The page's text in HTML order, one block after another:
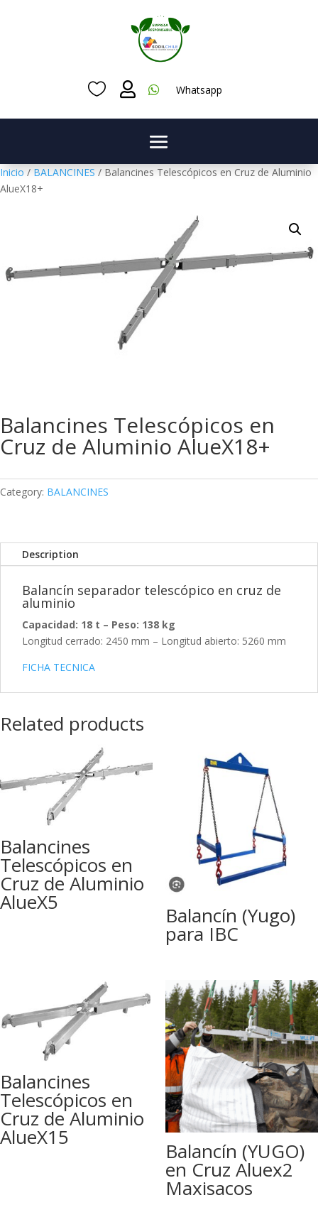
   Whatsapp
Inicio / BALANCINES / Balancines Telescópicos en Cruz de Aluminio
AlueX18+
Balancines Telescópicos en
Cruz de Aluminio AlueX18+
Category: BALANCINES
Description
Balancín separador telescópico en cruz de
aluminio
Capacidad: 18 t – Peso: 138 kg
Longitud cerrado: 2450 mm – Longitud abierto: 5260 mm
FICHA TECNICA
Related products
Balancines
Telescópicos en
Cruz de Aluminio
AlueX5
Balancín (Yugo)
para IBC
Balancines
Telescópicos en
Cruz de Aluminio
AlueX15
Balancín (YUGO)
en Cruz Aluex2
Maxisacos